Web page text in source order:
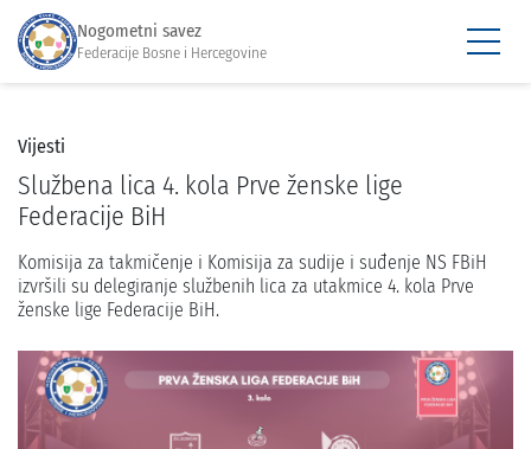
Nogometni savez
Federacije Bosne i Hercegovine
Vijesti
Službena lica 4. kola Prve ženske lige
Federacije BiH
Komisija za takmičenje i Komisija za sudije i suđenje NS FBiH
izvršili su delegiranje službenih lica za utakmice 4. kola Prve
ženske lige Federacije BiH.